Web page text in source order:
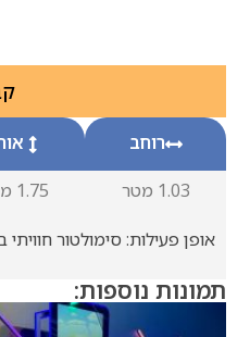
רוחב
1.03 מטר
1.75 מטר
אופן פעילות: סימולטור חוויתי ב360 מעלות המדמה משחקי חלל , משחקי ירי , נסיעה ברכבת הרים ועוד שלל אפשרויות במציאות מדומה משחק מהנה
תמונות נוספות: